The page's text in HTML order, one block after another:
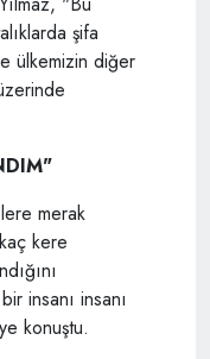
şifa
ülkemizin diğer
merak
kere
insanı insanı
konuştu.